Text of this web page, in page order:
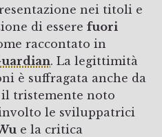
nei titoli e
di essere fuori
raccontato in
. La legittimità
è suffragata anche da
tristemente noto
le sviluppatrici
e la critica